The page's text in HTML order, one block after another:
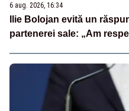
6 aug. 2026, 16:34
Ilie Bolojan evită un
partenerei sale: „Am